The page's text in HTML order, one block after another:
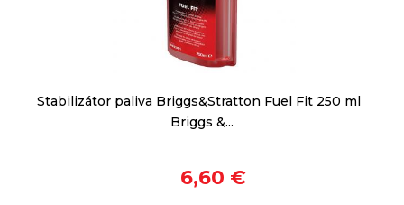
Stabilizátor paliva Briggs&Stratton Fuel Fit 250 ml
Briggs &...
6,60 €